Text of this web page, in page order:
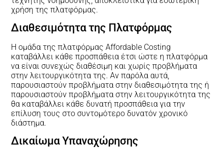
χρήση της πλατφόρμας.
Διαθεσιμότητα της Πλατφόρμας
Η ομάδα της πλατφόρμας Affordable Costing
καταβάλλει κάθε προσπάθεια έτσι ώστε η πλατφόρμα
να είναι συνεχώς διαθέσιμη και χωρίς προβλήματα
στην λειτουργικότητα της. Αν παρόλα αυτά,
παρουσιαστούν προβλήματα στην διαθεσιμότητα της ή
παρουσιαστούν προβλήματα στην λειτουργικότητα της
θα καταβάλλει κάθε δυνατή προσπάθεια για την
επίλυση τους στο συντομότερο δυνατόν χρονικό
διάστημα.
Δικαίωμα Υπαναχώρησης